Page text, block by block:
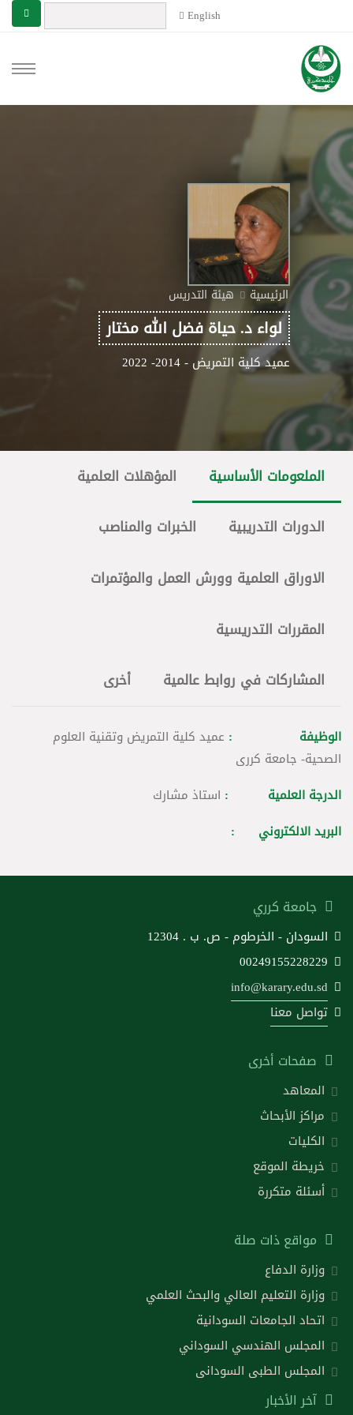
English
الرئيسية هيئة التدريس
لواء د. حياة فضل الله مختار
عميد كلية التمريض - 2014- 2022
الملعومات الأساسية المؤهلات العلمية
الدورات التدريبية الخبرات والمناصب
الاوراق العلمية وورش العمل والمؤتمرات
المقررات التدريسية
المشاركات في روابط عالمية أخرى
الوظيفة : عميد كلية التمريض وتقنية العلوم
الصحية- جامعة كررى
الدرجة العلمية : استاذ مشارك
البريد الالكتروني :
جامعة كرري
السودان - الخرطوم - ص. ب . 12304
00249155228229
info@karary.edu.sd
تواصل معنا
صفحات أخرى
المعاهد
مراكز الأبحاث
الكليات
خريطة الموقع
أسئلة متكررة
مواقع ذات صلة
وزارة الدفاع
وزارة التعليم العالي والبحث العلمي
اتحاد الجامعات السودانية
المجلس الهندسي السوداني
المجلس الطبى السودانى
آخر الأخبار